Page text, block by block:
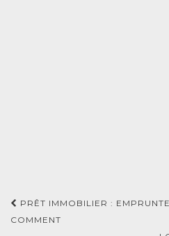
Navigation
d'article
PRÊT IMMOBILIER :
COMMENT